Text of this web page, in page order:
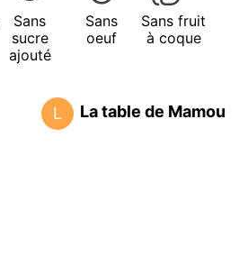
Sans
sucre
ajouté
Sans
oeuf
Sans fruit
à coque
L La table de Mamou